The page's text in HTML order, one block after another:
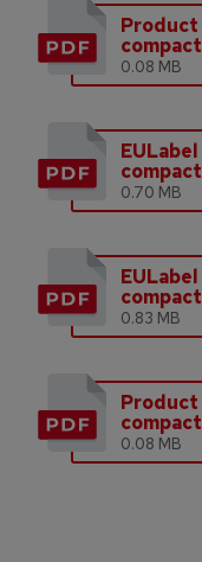
Product
0.08 MB
compact
0.70 MB
compact
0.83 MB
Product
0.08 MB